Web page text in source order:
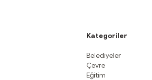
Kategoriler
Belediyeler
Çevre
Eğitim